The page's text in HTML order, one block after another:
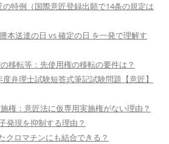
特例（国際意匠登録出願で14条の規定は
本送達の日 vs 確定の日 を一発で理解す
移転等：先使用権の移転の要件は？
弁理士試験短答式筆記試験問題【意匠】
権：意匠法に仮専用実施権がない理由？
発現を抑制する理由？
クロマチンにも結合できる？